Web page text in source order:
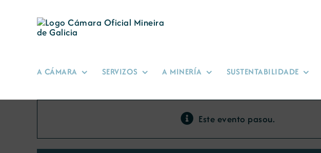
A CÁMARA SERVIZOS A MINERÍA SUSTENTABILIDADE
Este evento pasou.